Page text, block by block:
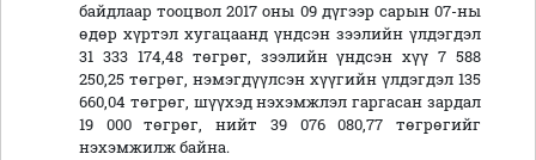
байдлаар тооцвол 2017 оны 09 дүгээр сарын 07-ны
өдөр хүртэл хугацаанд үндсэн зээлийн үлдэгдэл
31 333 174,48 төгрөг, зээлийн үндсэн хүү 7 588
250,25 төгрөг, нэмэгдүүлсэн хүүгийн үлдэгдэл 135
660,04 төгрөг, шүүхэд нэхэмжлэл гаргасан зардал
19 000 төгрөг, нийт 39 076 080,77 төгрөгийг
нэхэмжилж байна.